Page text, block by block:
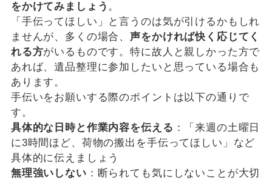
をかけてみましょう 。
「手伝ってほしい」と言うのは気が引けるかもしれ
ませんが、多くの場合、声をかければ快く応じてく
れる方がいるものです。特に故人と親しかった方で
あれば、遺品整理に参加したいと思っている場合も
あります。
手伝いをお願いする際のポイントは以下の通りで
す。
具体的な日時と作業内容を伝える ：「来週の土曜日
に3時間ほど、荷物の搬出を手伝ってほしい」など
具体的に伝えましょう
無理強いしない ：断られても気にしないことが大切